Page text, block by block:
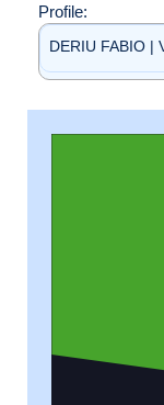
Profile:
DERIU FABIO |